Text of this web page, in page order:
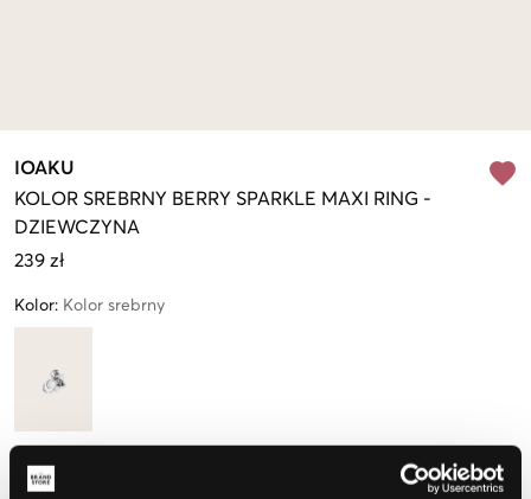
IOAKU
KOLOR SREBRNY BERRY SPARKLE MAXI RING -
DZIEWCZYNA
239 zł
Kolor: Kolor srebrny